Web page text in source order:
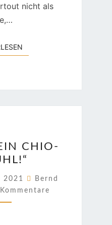
nicht als
CHIO-
2021
Bernd